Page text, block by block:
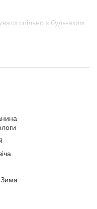
спільно з будь-яким
голову і вуха від вітру
Мінімалістичний
з будь-яким
і як окремий
Зима